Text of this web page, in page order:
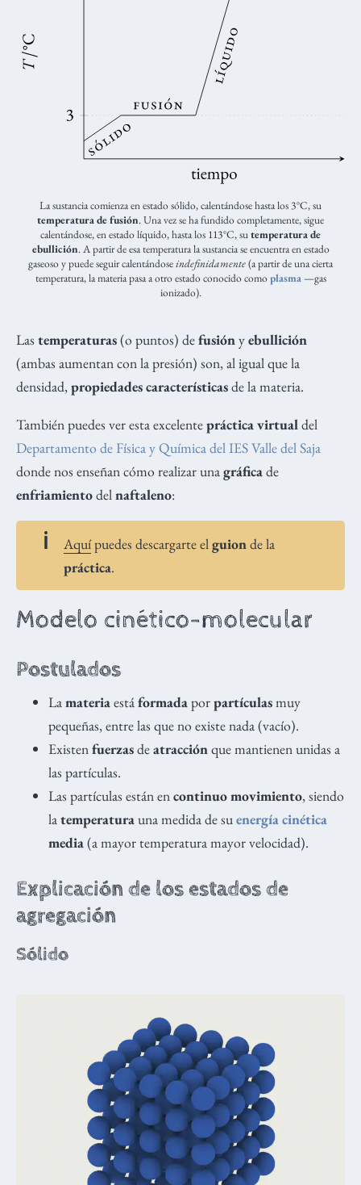
La sustancia comienza en estado sólido, calentándose hasta los 3 °C, su
temperatura de fusión. Una vez se ha fundido completamente, sigue
calentándose, en estado líquido, hasta los 113 °C, sutemperatura de
ebullición. A partir de esa temperatura la sustancia se encuentra en estado
gaseoso y puede seguir calentándoseindefinidamente(a partir de una cierta
temperatura, la materia pasa a otro estado conocido comoplasma—gas
ionizado).
Las temperaturas(o puntos) defusiónyebullición
(ambas aumentan con la presión) son, al igual que la
densidad,propiedades característicasde la materia.
También puedes ver esta excelentepráctica virtualdel
Departamento de Física y Química del IES Valle del Saja
donde nos enseñan cómo realizar unagráficade
enfriamientodelnaftaleno:
Aquípuedes descargarte elguionde la
práctica.
Modelo cinético-molecular
Postulados
Lamateriaestáformadaporpartículasmuy
pequeñas, entre las que no existe nada (vacío).
Existenfuerzasdeatracciónque mantienen unidas a
las partículas.
Las partículas están encontinuo movimiento, siendo
latemperaturauna medida de suenergía cinética
media(a mayor temperatura mayor velocidad).
Explicación de los estados de
agregación
Sólido